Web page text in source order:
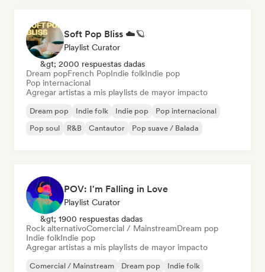
Soft Pop Bliss ☁️🪐
Playlist Curator
&gt; 2000 respuestas dadas
Dream popFrench PopIndie folkIndie pop
Pop internacional
Agregar artistas a mis playlists de mayor impacto
Dream pop Indie folk Indie pop
Pop internacional
Pop soul
R&B Cantautor Pop suave / Balada
POV: I'm Falling in Love
Playlist Curator
&gt; 1900 respuestas dadas
Rock alternativoComercial / MainstreamDream pop
Indie folkIndie pop
Agregar artistas a mis playlists de mayor impacto
Comercial / Mainstream Dream pop
Indie folk